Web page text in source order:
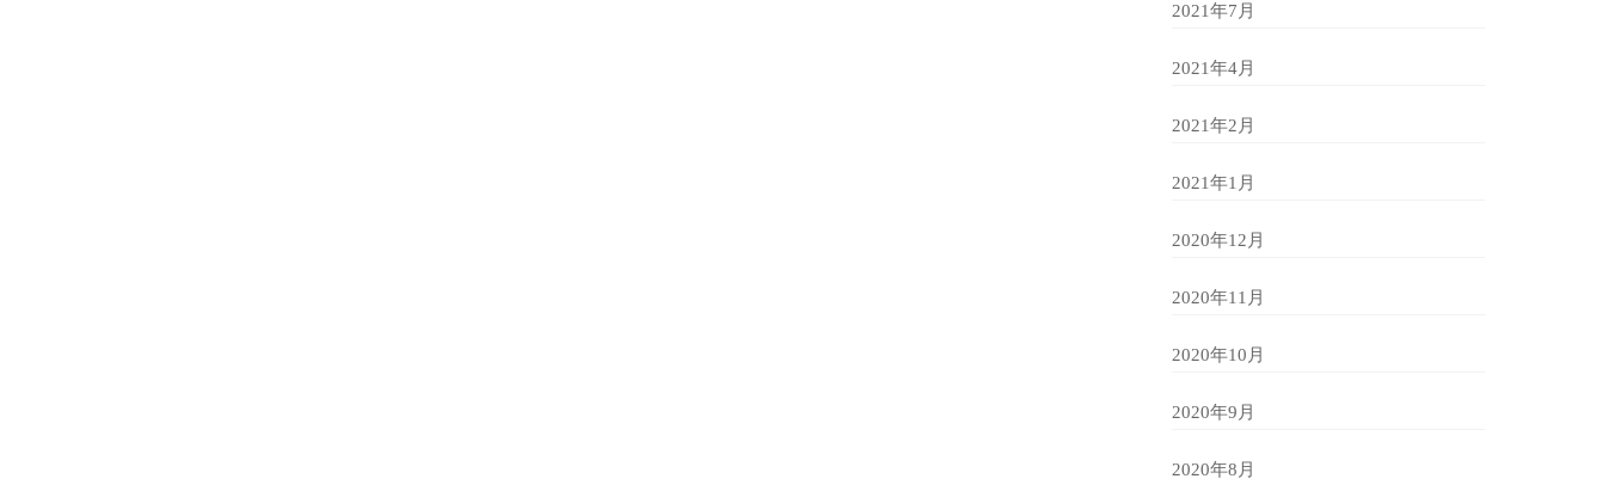
2021年7月
2021年4月
2021年2月
2021年1月
2020年12月
2020年11月
2020年10月
2020年9月
2020年8月